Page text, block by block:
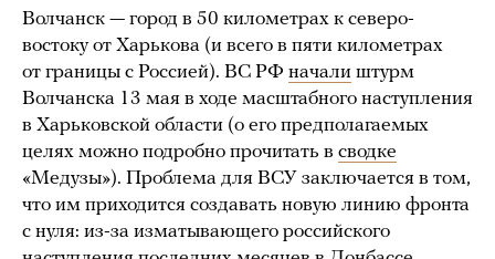
Волчанск — город в 50 километрах к северо-
востоку от Харькова (и всего в пяти километрах
от границы с Россией). ВС РФ начали штурм
Волчанска 13 мая в ходе масштабного наступления
в Харьковской области (о его предполагаемых
целях можно подробно прочитать в сводке
«Медузы»). Проблема для ВСУ заключается в том,
что им приходится создавать новую линию фронта
с нуля: из-за изматывающего российского